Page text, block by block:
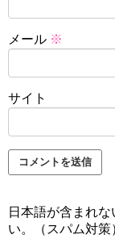
メール ※
サイト
日本語が含まれ
い。（スパム対策